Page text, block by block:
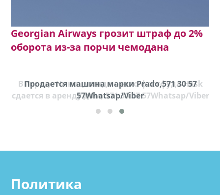
Georgian Airways грозит штраф до 2%
оборота из-за порчи чемодана
В городе Ниноцминда около фастфуда Hask
cдается в аренду дом, 571 30 57 57Whatsap/Viber
Продается машина марки Prado,571 30 57
57Whatsap/Viber
Политика